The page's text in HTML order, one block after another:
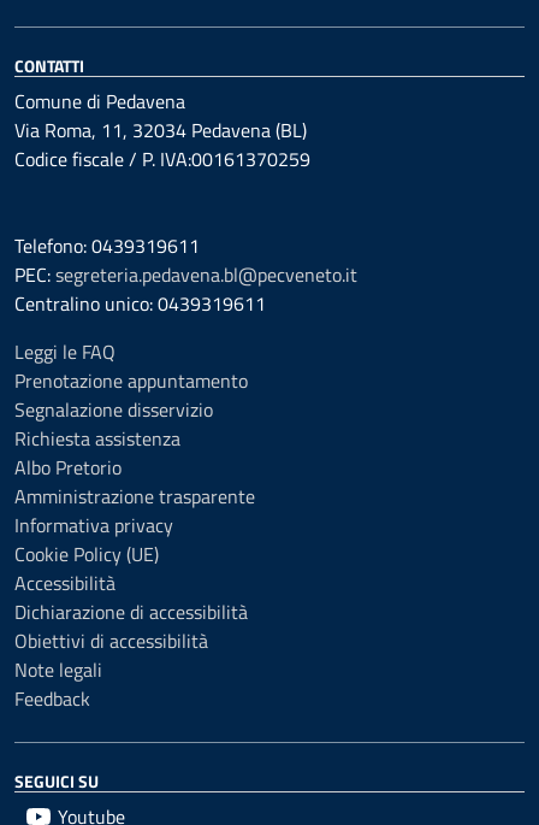
CONTATTI
Comune di Pedavena
Via Roma, 11, 32034 Pedavena (BL)
Codice fiscale / P. IVA:00161370259
Telefono: 0439319611
PEC:segreteria.pedavena.bl@pecveneto.it
Centralino unico: 0439319611
Leggi le FAQ
Prenotazione appuntamento
Segnalazione disservizio
Richiesta assistenza
Albo Pretorio
Amministrazione trasparente
Informativa privacy
Cookie Policy (UE)
Accessibilità
Dichiarazione di accessibilità
Obiettivi di accessibilità
Note legali
Feedback
SEGUICI SU
Youtube